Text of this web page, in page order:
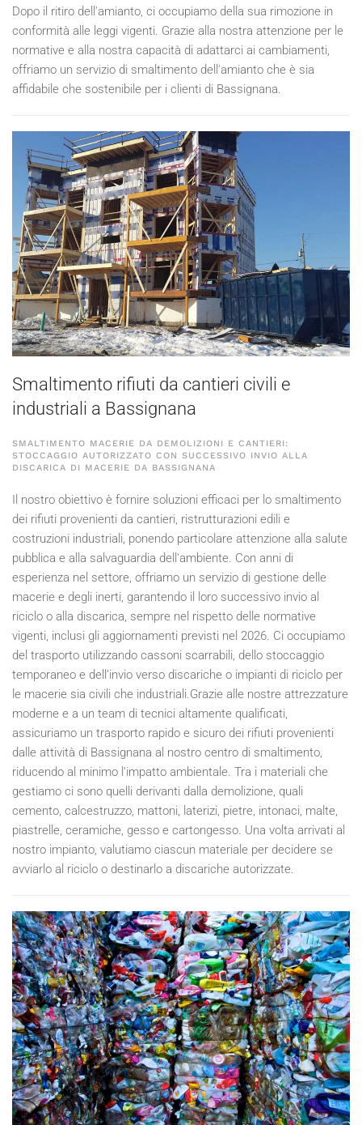
Dopo il ritiro dell'amianto, ci occupiamo della sua rimozione in
conformità alle leggi vigenti. Grazie alla nostra attenzione per le
normative e alla nostra capacità di adattarci ai cambiamenti,
offriamo un servizio di smaltimento dell'amianto che è sia
affidabile che sostenibile per i clienti di Bassignana.
Smaltimento rifiuti da cantieri civili e
industriali a Bassignana
SMALTIMENTO MACERIE DA DEMOLIZIONI E CANTIERI:
STOCCAGGIO AUTORIZZATO CON SUCCESSIVO INVIO ALLA
DISCARICA DI MACERIE DA BASSIGNANA
Il nostro obiettivo è fornire soluzioni efficaci per lo smaltimento
dei rifiuti provenienti da cantieri, ristrutturazioni edili e
costruzioni industriali, ponendo particolare attenzione alla salute
pubblica e alla salvaguardia dell'ambiente. Con anni di
esperienza nel settore, offriamo un servizio di gestione delle
macerie e degli inerti, garantendo il loro successivo invio al
riciclo o alla discarica, sempre nel rispetto delle normative
vigenti, inclusi gli aggiornamenti previsti nel 2026. Ci occupiamo
del trasporto utilizzando cassoni scarrabili, dello stoccaggio
temporaneo e dell’invio verso discariche o impianti di riciclo per
le macerie sia civili che industriali.Grazie alle nostre attrezzature
moderne e a un team di tecnici altamente qualificati,
assicuriamo un trasporto rapido e sicuro dei rifiuti provenienti
dalle attività di Bassignana al nostro centro di smaltimento,
riducendo al minimo l'impatto ambientale. Tra i materiali che
gestiamo ci sono quelli derivanti dalla demolizione, quali
cemento, calcestruzzo, mattoni, laterizi, pietre, intonaci, malte,
piastrelle, ceramiche, gesso e cartongesso. Una volta arrivati al
nostro impianto, valutiamo ciascun materiale per decidere se
avviarlo al riciclo o destinarlo a discariche autorizzate.